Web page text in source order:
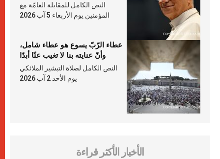
النص الكامل للمقابلة العامّة مع
المؤمنين يوم الأربعاء 5 آب 2026
عطاء الرّبّ يسوع هو عطاء شامل،
وأنّ عنايته بنا لا تغيب عنّا أبدًا
النص الكامل لصلاة التبشير الملائكي
يوم الأحد 2 آب 2026
الأخبار الأكثر قراءة